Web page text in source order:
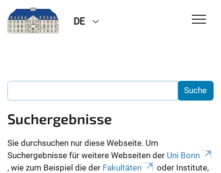
DE
Suchergebnisse
Sie durchsuchen nur diese Webseite. Um
Suchergebnisse für weitere Webseiten der Uni Bonn
, wie zum Beispiel die der Fakultäten
oder Institute,